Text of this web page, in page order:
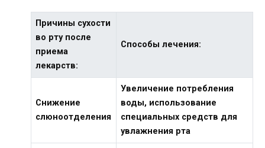
Причины сухости
во рту после
приема
лекарств:
Способы лечения:
Снижение
слюноотделения
Увеличение потребления
воды, использование
специальных средств для
увлажнения рта